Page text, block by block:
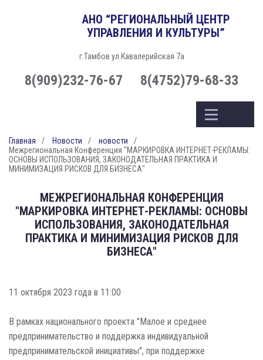
АНО “РЕГИОНАЛЬНЫЙ ЦЕНТР
УПРАВЛЕНИЯ И КУЛЬТУРЫ”
г.Тамбов ул.Кавалерийская 7а
8(909)232-76-67 8(4752)79-68-33
Главная Новости
новости
Межрегиональная Конференция "МАРКИРОВКА ИНТЕРНЕТ-РЕКЛАМЫ:
ОСНОВЫ ИСПОЛЬЗОВАНИЯ, ЗАКОНОДАТЕЛЬНАЯ ПРАКТИКА И
МИНИМИЗАЦИЯ РИСКОВ ДЛЯ БИЗНЕСА"
МЕЖРЕГИОНАЛЬНАЯ КОНФЕРЕНЦИЯ
"МАРКИРОВКА ИНТЕРНЕТ-РЕКЛАМЫ: ОСНОВЫ
ИСПОЛЬЗОВАНИЯ, ЗАКОНОДАТЕЛЬНАЯ
ПРАКТИКА И МИНИМИЗАЦИЯ РИСКОВ ДЛЯ
БИЗНЕСА"
11 октября 2023 года в 11:00
В рамках национального проекта "Малое и среднее
предпринимательство и поддержка индивидуальной
предпринимательской инициативы", при поддержке